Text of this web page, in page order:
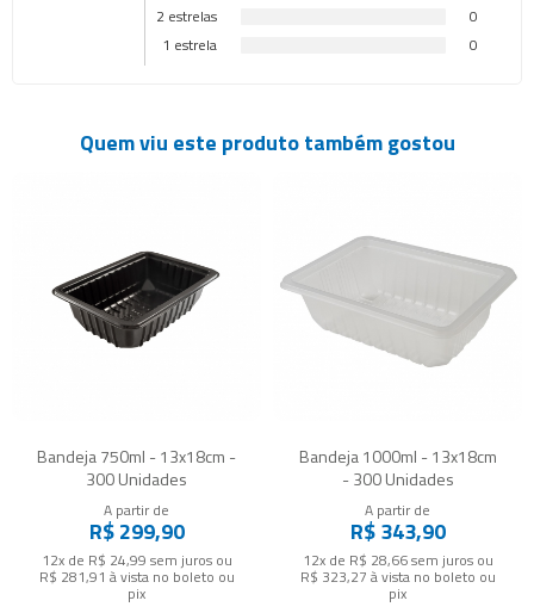
2 estrelas
0
1 estrela
0
Quem viu este produto também gostou
Bandeja 750ml - 13x18cm -
300 Unidades
A partir de
R$ 299,90
12x de R$ 24,99 sem jurosou
R$ 281,91 à vista no boleto ou
pix
Bandeja 1000ml - 13x18cm
- 300 Unidades
A partir de
R$ 343,90
12x de R$ 28,66sem jurosou
R$ 323,27 à vista no boleto ou
pix